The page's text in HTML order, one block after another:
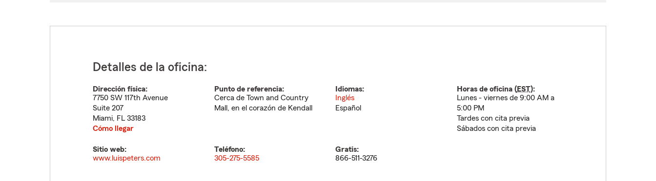
Detalles de la oficina:
Dirección física:
7750 SW 117th Avenue
Suite 207
Miami, FL 33183
Cómo llegar
Punto de referencia:
Cerca de Town and Country
Mall, en el corazón de Kendall
Idiomas:
Inglés
Español
Horas de oficina (EST):
Lunes - viernes de 9:00 AM a
5:00 PM
Tardes con cita previa
Sábados con cita previa
Sitio web:
www.luispeters.com
Teléfono:
305-275-5585
Gratis:
866-511-3276